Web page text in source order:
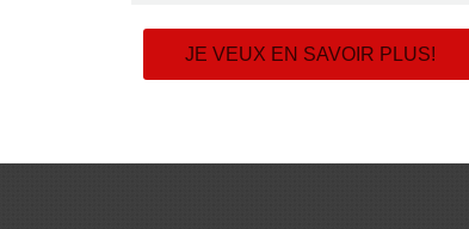
JE VEUX EN SAVOIR PLUS!